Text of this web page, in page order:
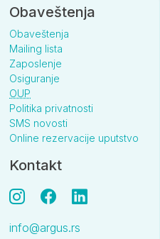
Obaveštenja
Obaveštenja
Mailing lista
Zaposlenje
Osiguranje
OUP
Politika privatnosti
SMS novosti
Online rezervacije uputstvo
Kontakt
info@argus.rs